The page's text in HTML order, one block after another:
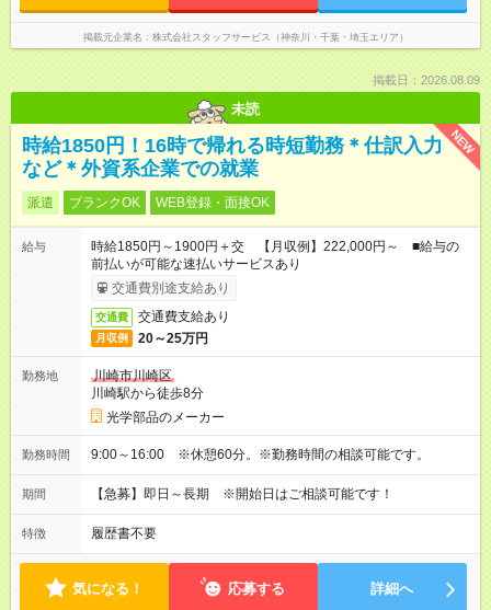
掲載元企業名 株式会社スタッフサービス（神奈川・千葉・埼玉エリア）
掲載日：2026.08.09
未読
NEW
時給1850円！16時で帰れる時短勤務＊仕訳入力
など＊外資系企業での就業
派遣 ブランクOK WEB登録・面接OK
給与
時給1850円～1900円＋交 【月収例】222,000円～ ■給与の
前払いが可能な速払いサービスあり
交通費別途支給あり
交通費 交通費支給あり
月収例 20～25万円
勤務地
川崎市川崎区
川崎駅から徒歩8分
光学部品のメーカー
勤務時間 9:00～16:00 ※休憩60分。※勤務時間の相談可能です。
期間 【急募】即日～長期 ※開始日はご相談可能です！
特徴 履歴書不要
気になる！ 応募する 詳細へ